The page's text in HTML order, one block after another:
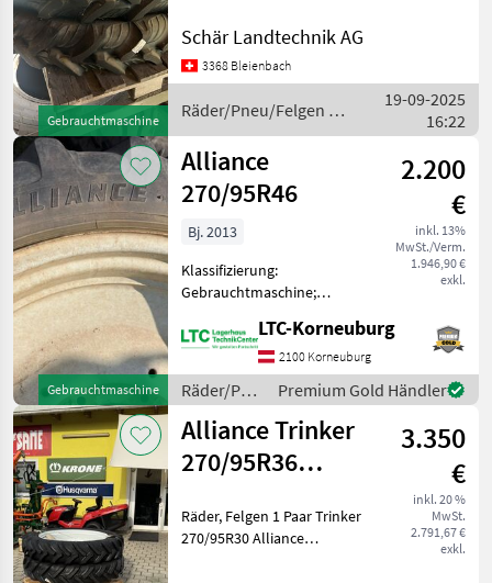
Gebrauchtmaschine
Schär Landtechnik AG
3368 Bleienbach
Räder/Pneu/Felgen /
Taurus
19-09-2025
16:22
Gebrauchtmaschine
Alliance
270/95R46
2.200
€
inkl. 13%
MwSt./Verm.
1.946,90 €
exkl.
Bj. 2013
Klassifizierung:
Gebrauchtmaschine;
Reifentyp: Rad; Hersteller
und Baureihe der
passenden Maschine: Steyr;
Anbauposition der
Räder/Reifen: kom
LTC-Korneuburg
2100 Korneuburg
Räder/Pneu/Felgen
/ Alliance
Premium Gold Händler
Alliance Trinker
270/95R36
420/70R30
3.350
€
inkl. 20 %
MwSt.
2.791,67 €
exkl.
Räder, Felgen 1 Paar Trinker
270/95R30 Alliance